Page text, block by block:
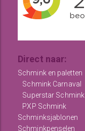
Direct naar:
Schmink en paletten
Schmink Carnaval
Superstar Schmink
PXP Schmink
Schminksjablonen
Schminkpenselen